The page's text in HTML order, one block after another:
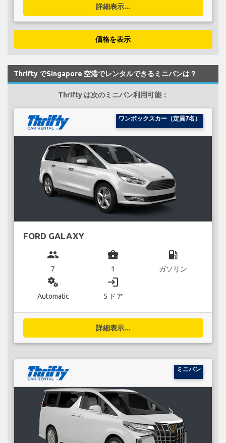
詳細表示...
価格を表示
Thrifty でSingapore 空港でレンタルできるミニバンは？
Thrifty は次のミニバン利用可能：
ワンボックスカー（定員7名）
FORD GALAXY
group
7
business_center
1
local_gas_station
ガソリン
miscellaneous_services
Automatic
login
5 ドア
詳細表示...
ミニバン